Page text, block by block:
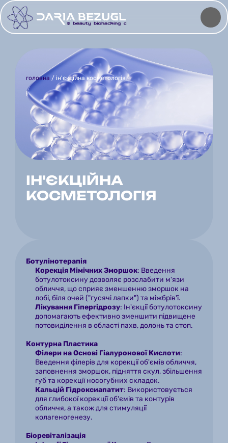
головна / ін'єкційна косметологія
ІН'ЄКЦІЙНА
КОСМЕТОЛОГІЯ
Ботулінотерапія
Корекція Мімічних Зморшок: Введення
ботулотоксину дозволяє розслабити м'язи
обличчя, що сприяє зменшенню зморшок на
лобі, біля очей ("гусячі лапки") та міжбрів'ї.
Лікування Гіпергідрозу: Ін'єкції ботулотоксину
допомагають ефективно зменшити підвищене
потовиділення в області пахв, долонь та стоп.
Контурна Пластика
Філери на Основі Гіалуронової Кислоти:
Введення філерів для корекції об'ємів обличчя,
заповнення зморшок, підняття скул, збільшення
губ та корекції носогубних складок.
Кальцій Гідроксиапатит: Використовується
для глибокої корекції об'ємів та контурів
обличчя, а також для стимуляції
колагеногенезу.
Біоревіталізація